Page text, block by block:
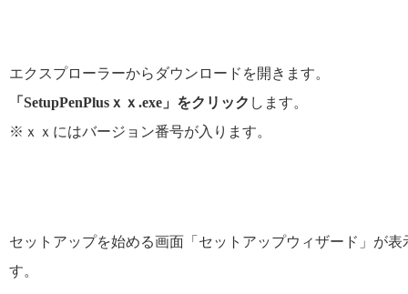
エクスプローラーからダウンロードを開きます。
「SetupPenPlusｘｘ.exe」をクリック します。
※ｘｘにはバージョン番号が入ります。
セットアップを始める画面「セットアップウィザード」が表
す。